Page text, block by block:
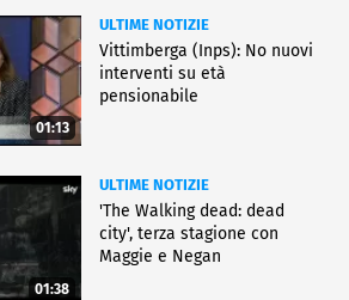
01:13
ULTIME NOTIZIE
Vittimberga (Inps): No nuovi
interventi su età
pensionabile
01:38
ULTIME NOTIZIE
'The Walking dead: dead
city', terza stagione con
Maggie e Negan